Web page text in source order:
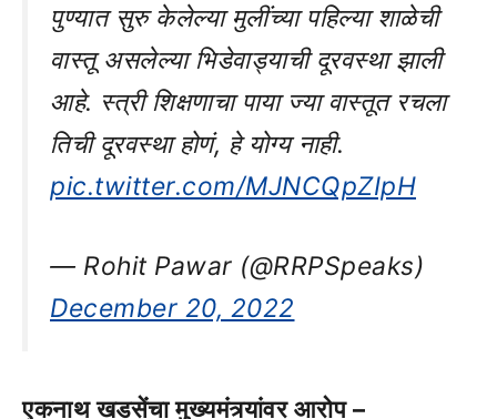
पुण्यात सुरु केलेल्या मुलींच्या पहिल्या शाळेची
वास्तू असलेल्या भिडेवाड्याची दूरवस्था झाली
आहे. स्त्री शिक्षणाचा पाया ज्या वास्तूत रचला
तिची दूरवस्था होणं, हे योग्य नाही.
pic.twitter.com/MJNCQpZIpH
— Rohit Pawar (@RRPSpeaks)
December 20, 2022
एकनाथ खडसेंचा मुख्यमंत्र्यांवर आरोप –